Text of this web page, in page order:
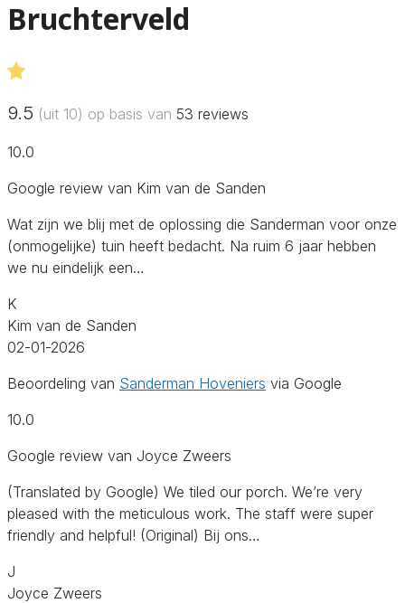
Bruchterveld
9.5 (uit 10) op basis van 53 reviews
10.0
Google review van Kim van de Sanden
Wat zijn we blij met de oplossing die Sanderman voor onze
(onmogelijke) tuin heeft bedacht. Na ruim 6 jaar hebben
we nu eindelijk een…
K
Kim van de Sanden
02-01-2026
Beoordeling van Sanderman Hoveniers via Google
10.0
Google review van Joyce Zweers
(Translated by Google) We tiled our porch. We’re very
pleased with the meticulous work. The staff were super
friendly and helpful! (Original) Bij ons…
J
Joyce Zweers